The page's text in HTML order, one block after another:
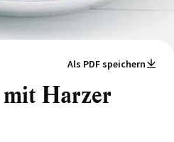
Als PDF speichern
Harzer